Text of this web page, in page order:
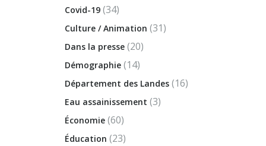
Covid-19 (34)
Culture / Animation (31)
Dans la presse (20)
Démographie (14)
Département des Landes (16)
Eau assainissement (3)
Économie (60)
Éducation (23)